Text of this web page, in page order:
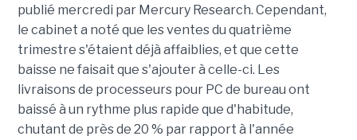
publié mercredi par Mercury Research. Cependant,
le cabinet a noté que les ventes du quatrième
trimestre s'étaient déjà affaiblies, et que cette
baisse ne faisait que s'ajouter à celle-ci. Les
livraisons de processeurs pour PC de bureau ont
baissé à un rythme plus rapide que d'habitude,
chutant de près de 20 % par rapport à l'année